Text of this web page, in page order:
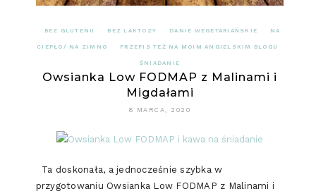
BEZ GLUTENU BEZ LAKTOZY DANIE WEGETARIAŃSKIE NA
CIEPŁO/ NA ZIMNO PRZEPIS TEŻ NA MOIM ANGIELSKIM BLOGU
ŚNIADANIE
Owsianka Low FODMAP z Malinami i
Migdałami
8 MARCA, 2020
Ta doskonała, a jednocześnie szybka w
przygotowaniu Owsianka Low FODMAP z Malinami i